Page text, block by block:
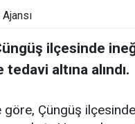
ilçesinde
altına alındı.
göre, Çüngüş